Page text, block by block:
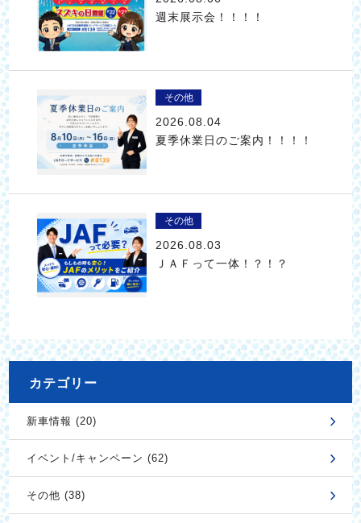
週末展示会！！！！
その他
2026.08.04
夏季休業日のご案内！！！！
その他
2026.08.03
ＪＡＦって一体！？！？
カテゴリー
新車情報 (20)
イベント/キャンペーン (62)
その他 (38)